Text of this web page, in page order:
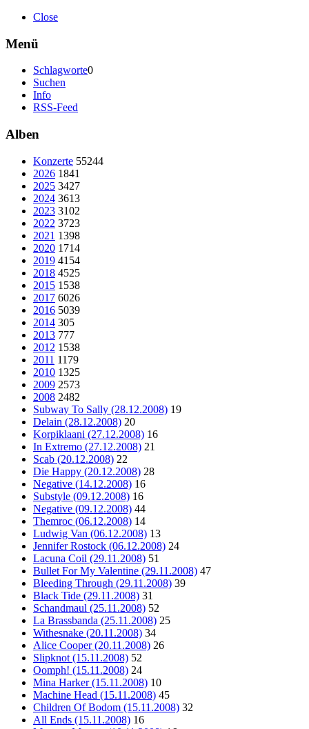
Close
Menü
Schlagworte0
Suchen
Info
RSS-Feed
Alben
Konzerte 55244
2026 1841
2025 3427
2024 3613
2023 3102
2022 3723
2021 1398
2020 1714
2019 4154
2018 4525
2015 1538
2017 6026
2016 5039
2014 305
2013 777
2012 1538
2011 1179
2010 1325
2009 2573
2008 2482
Subway To Sally (28.12.2008) 19
Delain (28.12.2008) 20
Korpiklaani (27.12.2008) 16
In Extremo (27.12.2008) 21
Scab (20.12.2008) 22
Die Happy (20.12.2008) 28
Negative (14.12.2008) 16
Substyle (09.12.2008) 16
Negative (09.12.2008) 44
Themroc (06.12.2008) 14
Ludwig Van (06.12.2008) 13
Jennifer Rostock (06.12.2008) 24
Lacuna Coil (29.11.2008) 51
Bullet For My Valentine (29.11.2008) 47
Bleeding Through (29.11.2008) 39
Black Tide (29.11.2008) 31
Schandmaul (25.11.2008) 52
La Brassbanda (25.11.2008) 25
Withesnake (20.11.2008) 34
Alice Cooper (20.11.2008) 26
Slipknot (15.11.2008) 52
Oomph! (15.11.2008) 24
Mina Harker (15.11.2008) 10
Machine Head (15.11.2008) 45
Children Of Bodom (15.11.2008) 32
All Ends (15.11.2008) 16